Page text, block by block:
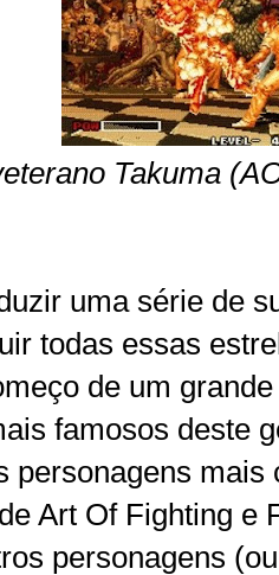
Takuma
uma série de
todas essas
de um
famosos deste
personagens mais
Art Of Fighting e
personagens